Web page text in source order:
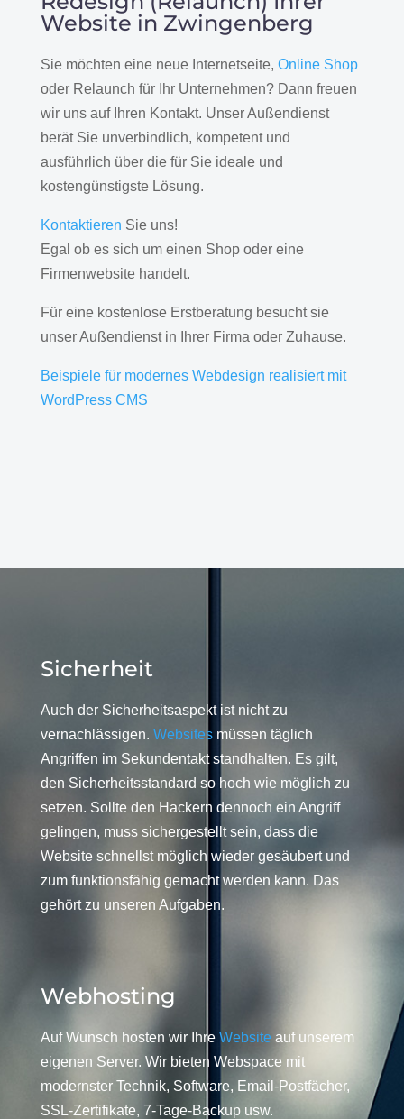
Website in Zwingenberg
Sie möchten eine neue Internetseite, Online Shop
oder Relaunch für Ihr Unternehmen? Dann freuen
wir uns auf Ihren Kontakt. Unser Außendienst
berät Sie unverbindlich, kompetent und
ausführlich über die für Sie ideale und
kostengünstigste Lösung.
Kontaktieren Sie uns!
Egal ob es sich um einen Shop oder eine
Firmenwebsite handelt.
Für eine kostenlose Erstberatung besucht sie
unser Außendienst in Ihrer Firma oder Zuhause.
Beispiele für modernes Webdesign realisiert mit
WordPress CMS
Sicherheit
Auch der Sicherheitsaspekt ist nicht zu
vernachlässigen. Websitesmüssen täglich
Angriffen im Sekundentakt standhalten. Es gilt,
den Sicherheitsstandard so hoch wie möglich zu
setzen. Sollte den Hackern dennoch ein Angriff
gelingen, muss sichergestellt sein, dass die
Website schnellst möglich wieder gesäubert und
zum funktionsfähig gemacht werden kann. Das
gehört zu unseren Aufgaben.
Webhosting
Auf Wunsch hosten wir Ihre Website auf unserem
eigenen Server. Wir bieten Webspace mit
modernster Technik, Software, Email-Postfächer,
SSL-Zertifikate, 7-Tage-Backup usw.